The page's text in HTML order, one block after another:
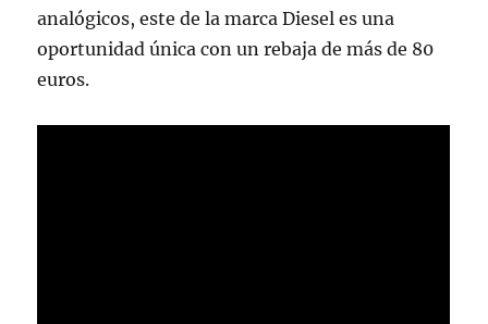
analógicos, este de la marca Diesel es una
oportunidad única con un rebaja de más de 80
euros.